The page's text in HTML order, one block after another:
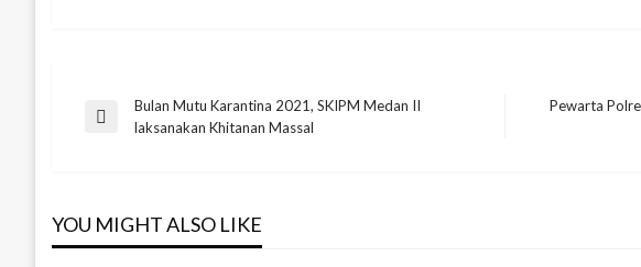
Navigasi
Previous
Bulan Mutu Karantina 2021, SKIPM Medan II
laksanakan Khitanan Massal
Pewarta
YOU MIGHT ALSO LIKE